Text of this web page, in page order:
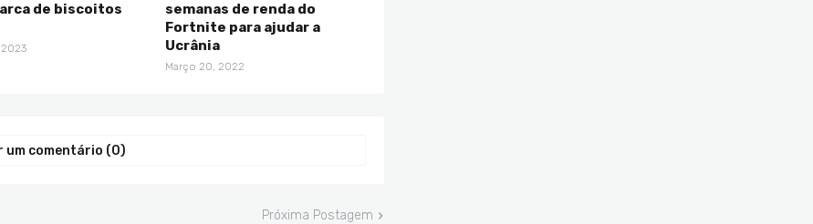
de biscoitos
semanas de renda do
Fortnite para ajudar a
Ucrânia
Março 20, 2022
um comentário (0)
Próxima Postagem